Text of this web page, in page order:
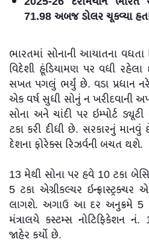
71.98 અબજ ડોલર ચૂકવ્યા
ભારતમાં સોનાની આયાતના
વિદેશી હૂંડિયામણ પર વધી રહેલા
સખત પગલું ભર્યું છે. વડા પ્રધાન
એક વર્ષ સુધી સોનું ન ખરીદવાની
સોના અને ચાંદી પર ઇમ્પોર્ટ
ટકા કરી દીધી છે. સરકારનું
દેશના ફોરેક્સ રિઝર્વની બચત થશે.
13 મેથી સોના પર હવે 10 ટકા
5 ટકા એગ્રીકલ્ચર
લાગશે. અગાઉ આ દર અનુક્રમે 5
મંત્રાલયે કસ્ટમ્સ નોટિફિકેશન
જાહેર કર્યો છે.